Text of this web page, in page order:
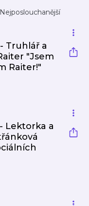
Nejposlouchanější
Truhlář a
"Jsem
Raiter!"
Lektorka a